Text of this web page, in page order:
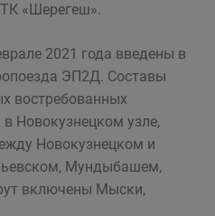
«Шерегеш».
2021 года введены в
ЭП2Д. Составы
востребованных
Новокузнецком узле,
Новокузнецком и
Мундыбашем,
включены Мыски,